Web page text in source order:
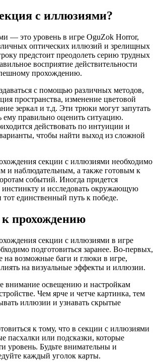
с иллюзиями?
— это уровень в игре OguZok Horror,
оптических иллюзий и зрелищных
предстоит преодолеть серию трудных
восприятие действительности
прохождению.
с помощью различных методов,
пространства, изменение цветовой
зеркал и т.д. Эти трюки могут запутать
ему правильно оценить ситуацию.
действовать по интуиции и
чтобы найти выход из сложной
секции с иллюзиями необходимо
и наблюдательным, а также готовым к
событий. Иногда придется
инстинкту и исследовать окружающую
тот единственный путь к победе.
к прохождению
секции с иллюзиями в игре
подготовиться заранее. Во-первых,
на возможные баги и глюки в игре,
на визуальные эффекты и иллюзии.
внимание освещению и настройкам
Чем ярче и четче картинка, тем
иллюзии и узнавать скрытые
к тому, что в секции с иллюзиями
пасхалки или подсказки, которые
уровень. Будьте внимательны и
каждый уголок карты.